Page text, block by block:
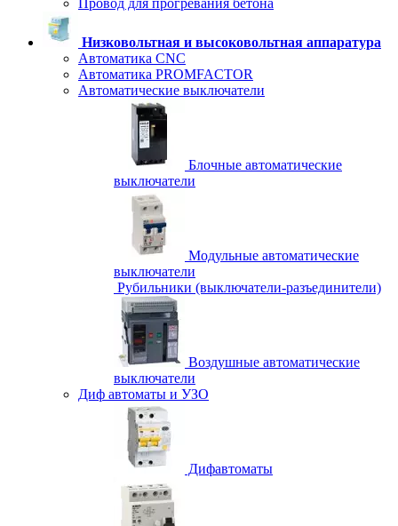
Провод для прогревания бетона
Низковольтная и высоковольтная аппаратура
Автоматика CNC
Автоматика PROMFACTOR
Автоматические выключатели
Блочные автоматические
выключатели
Модульные автоматические
выключатели
Рубильники (выключатели-разъединители)
Воздушные автоматические
выключатели
Диф автоматы и УЗО
Дифавтоматы